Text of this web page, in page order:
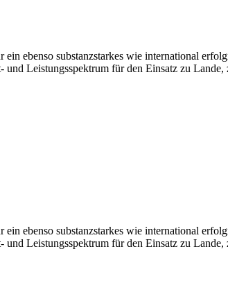
ebenso substanzstarkes wie international
Leistungsspektrum für den Einsatz zu
ebenso substanzstarkes wie international
Leistungsspektrum für den Einsatz zu